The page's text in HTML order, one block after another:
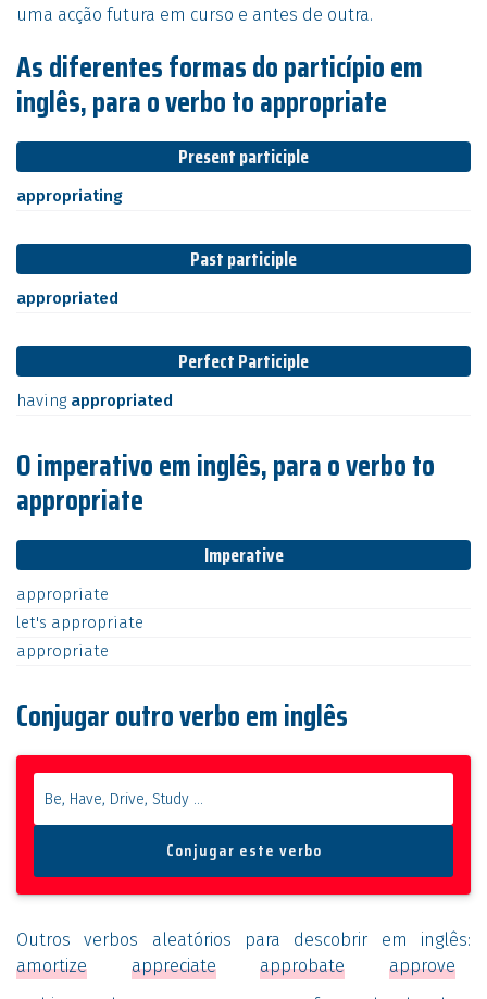
uma acção futura em curso e antes de outra.
As diferentes formas do particípio em
inglês, para o verbo to appropriate
Present participle
appropriating
Past participle
appropriated
Perfect Participle
having appropriated
O imperativo em inglês, para o verbo to
appropriate
Imperative
appropriate
let's appropriate
appropriate
Conjugar outro verbo em inglês
Outros verbos aleatórios para descobrir em inglês:
amortize
appreciate approbate
approve